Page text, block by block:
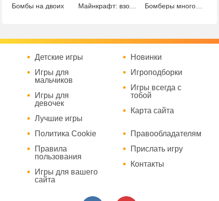
Бомбы на двоих Майнкрафт: взорви это Бомберы многопользовательская
Детские игры
Игры для
мальчиков
Игры для
девочек
Лучшие игры
Новинки
Игроподборки
Игры всегда с
тобой
Карта сайта
Политика Cookie
Правила
пользования
Игры для вашего
сайта
Правообладателям
Прислать игру
Контакты